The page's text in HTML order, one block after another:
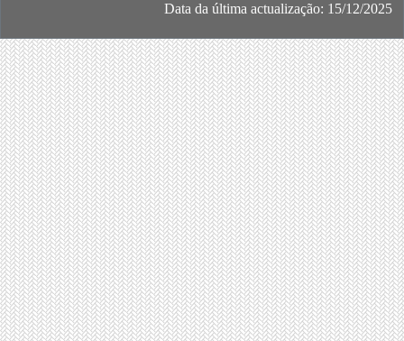
Data da última actualização: 15/12/2025